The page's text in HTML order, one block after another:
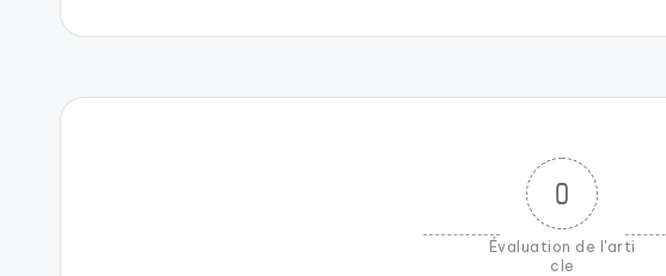
0
Évaluation de l'arti
cle